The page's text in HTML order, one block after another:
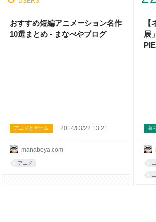
おすすめ短編アニメーション名作
10選まとめ - まなべやブログ
manabeya.com
アニメとゲーム 2014/03/22 13:21
アニメ
展
暮